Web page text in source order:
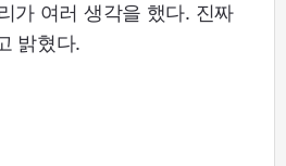
가 여러 생각을 했다. 진짜
밝혔다.